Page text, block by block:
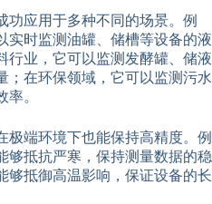
功应用于多种不同的场景。例
实时监测油罐、储槽等设备的液
行业，它可以监测发酵罐、储液
；在环保领域，它可以监测污水
。
极端环境下也能保持高精度。例
够抵抗严寒，保持测量数据的稳
够抵御高温影响，保证设备的长